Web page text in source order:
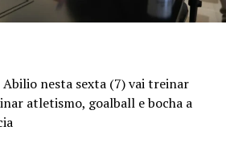
onça-pintada durante visita
nesta sexta (7) vai treinar
atletismo, goalball e bocha a